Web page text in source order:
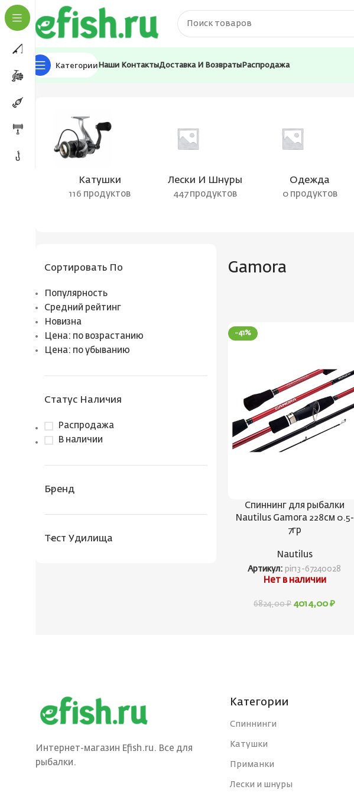
Категории Наши КонтактыДоставка И Возвраты Распродажа
Главная Товары с меткой “Gamora”
Катушки
116 продуктов
Лески И Шнуры
447 продуктов
Одежда
0 продуктов
Сортировать По
Популярность
Средний рейтинг
Новизна
Цена: по возрастанию
Цена: по убыванию
Статус Наличия
Распродажа
В наличии
Бренд
Тест Удилища
Gamora
-41%
Спиннинг для рыбалки
Nautilus Gamora 228см 0.5-
7гр
Nautilus
Артикул:pir13-67240028
Нет в наличии
6824,00₽ 4014,00₽
Интернет-магазин Efish.ru. Все для
рыбалки.
Категории
Спиннинги
Катушки
Приманки
Лески и шнуры